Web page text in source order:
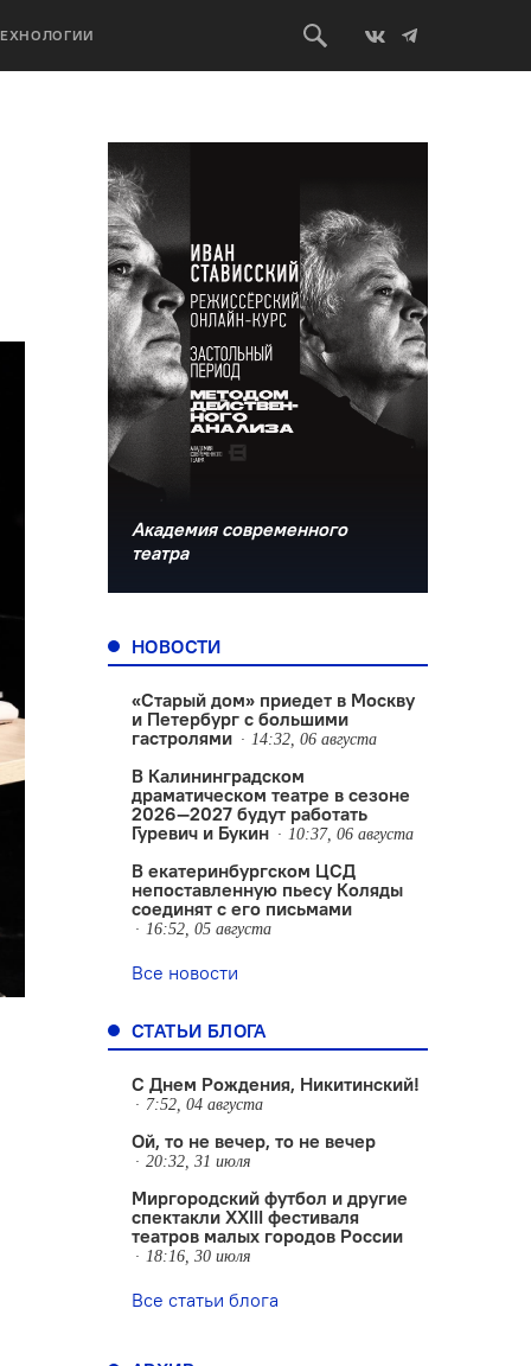
Академия современного
театра
НОВОСТИ
«Старый дом» приедет в Москву
и Петербург с большими
гастролями
14:32, 06 августа
В Калининградском
драматическом театре в сезоне
2026—2027 будут работать
Гуревич и Букин
10:37, 06 августа
В екатеринбургском ЦСД
непоставленную пьесу Коляды
соединят с его письмами
16:52, 05 августа
Все новости
СТАТЬИ БЛОГА
С Днем Рождения, Никитинский!
7:52, 04 августа
Ой, то не вечер, то не вечер
20:32, 31 июля
Миргородский футбол и другие
спектакли XXIII фестиваля
театров малых городов России
18:16, 30 июля
Все статьи блога